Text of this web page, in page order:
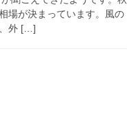
場が決まっています。風の
外 […]